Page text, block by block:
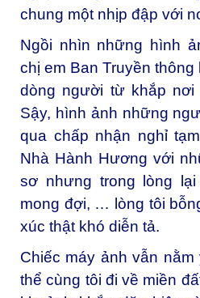
chung một nhịp đập với
Ngồi nhìn những hình
chị em Ban Truyền
dòng người từ khắp
Sậy, hình ảnh những
qua chấp nhận nghỉ
Nhà Hành Hương với
sơ nhưng trong lòng
mong đợi, … lòng tôi
xúc thật khó diễn tả.
Chiếc máy ảnh vẫn
thể cùng tôi đi về miền